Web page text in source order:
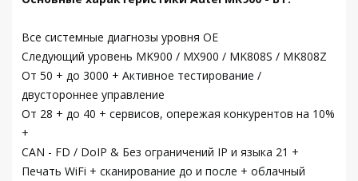
Все системные диагнозы уровня OE
Следующий уровень MK900 / MX900 / MK808S / MK808Z
От 50 + до 3000 + Активное тестирование /
двустороннее управление
От 28 + до 40 + сервисов, опережая конкурентов на 10%
+
CAN - FD / DoIP & Без ограничений IP и языка 21 +
Печать WiFi + сканирование до и после + облачный